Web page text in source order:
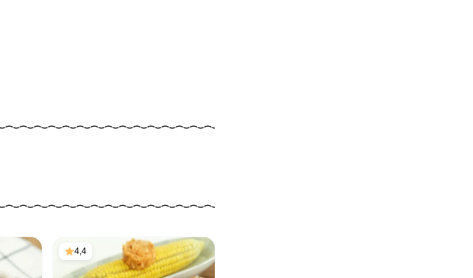
4,4